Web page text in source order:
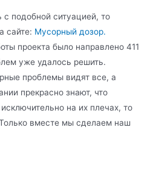
подобной ситуацией, то
сайте: Мусорный дозор.
проекта было направлено 411
уже удалось решить.
проблемы видят все, а
прекрасно знают, что
на их плечах, то
вместе мы сделаем наш